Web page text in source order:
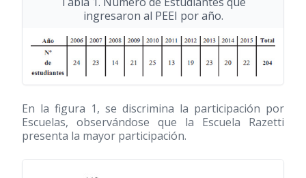
ingresaron al PEEI por año.
En la figura 1, se discrimina la participación por
Escuelas, observándose que la Escuela Razetti
presenta la mayor participación.